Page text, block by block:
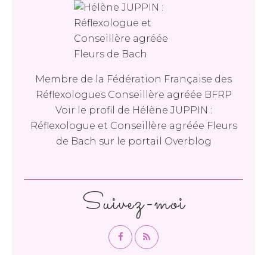
Suivez-moi
Membre de la Fédération Française des
Réflexologues Conseillère agréée BFRP
Voir le profil de Hélène JUPPIN :
Réflexologue et Conseillère agréée Fleurs
de Bach sur le portail Overblog